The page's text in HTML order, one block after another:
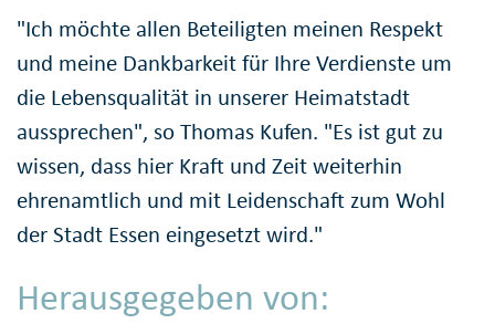
"Ich möchte allen Beteiligten meinen Respekt
und meine Dankbarkeit für Ihre Verdienste um
die Lebensqualität in unserer Heimatstadt
aussprechen", so Thomas Kufen. "Es ist gut zu
wissen, dass hier Kraft und Zeit weiterhin
ehrenamtlich und mit Leidenschaft zum Wohl
der Stadt Essen eingesetzt wird."
Herausgegeben von: